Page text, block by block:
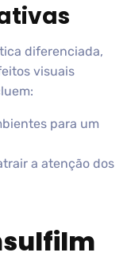
diferenciada,
visuais
para um
a atenção dos